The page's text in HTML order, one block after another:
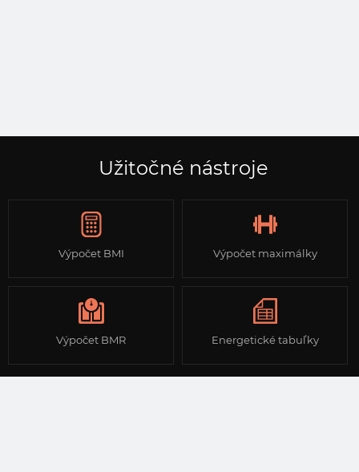
Užitočné nástroje
Výpočet BMI Výpočet maximálky
Výpočet BMR Energetické tabuľky